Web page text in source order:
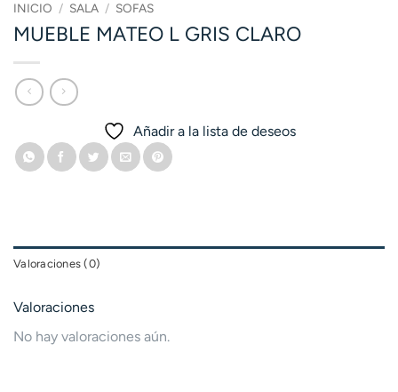
INICIO / SALA / SOFAS
MUEBLE MATEO L GRIS CLARO
Añadir a la lista de deseos
Valoraciones (0)
Valoraciones
No hay valoraciones aún.